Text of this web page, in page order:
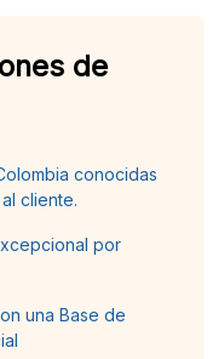
de
conocidas
cliente.
por
una Base de